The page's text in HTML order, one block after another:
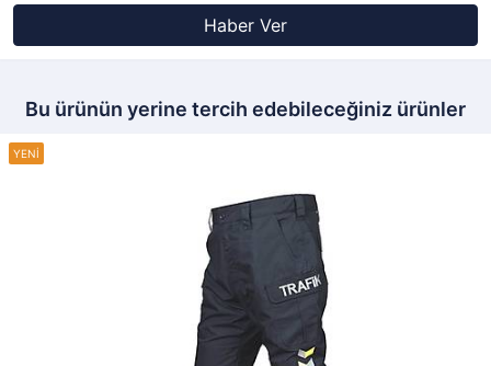
Haber Ver
Bu ürünün yerine tercih edebileceğiniz ürünler